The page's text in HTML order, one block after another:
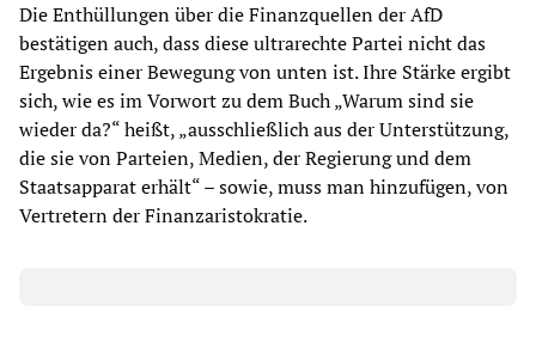
Die Enthüllungen über die Finanzquellen der AfD
bestätigen auch, dass diese ultrarechte Partei nicht das
Ergebnis einer Bewegung von unten ist. Ihre Stärke ergibt
sich, wie es im Vorwort zu dem Buch „Warum sind sie
wieder da?“ heißt, „ausschließlich aus der Unterstützung,
die sie von Parteien, Medien, der Regierung und dem
Staatsapparat erhält“ – sowie, muss man hinzufügen, von
Vertretern der Finanzaristokratie.